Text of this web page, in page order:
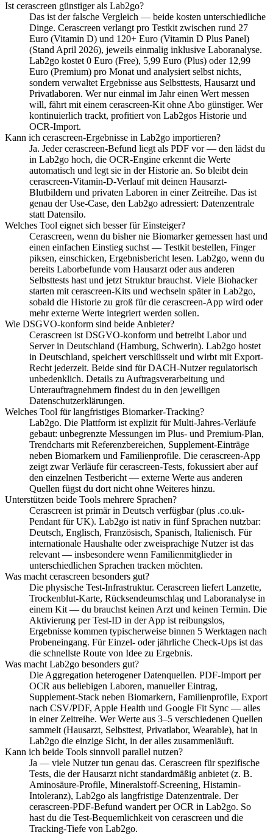
Ist cerascreen günstiger als Lab2go?
Das ist der falsche Vergleich — beide kosten unterschiedliche
Dinge. Cerascreen verlangt pro Testkit zwischen rund 27
Euro (Vitamin D) und 120+ Euro (Vitamin D Plus Panel)
(Stand April 2026), jeweils einmalig inklusive Laboranalyse.
Lab2go kostet 0 Euro (Free), 5,99 Euro (Plus) oder 12,99
Euro (Premium) pro Monat und analysiert selbst nichts,
sondern verwaltet Ergebnisse aus Selbsttests, Hausarzt und
Privatlaboren. Wer nur einmal im Jahr einen Wert messen
will, fährt mit einem cerascreen-Kit ohne Abo günstiger. Wer
kontinuierlich trackt, profitiert von Lab2gos Historie und
OCR-Import.
Kann ich cerascreen-Ergebnisse in Lab2go importieren?
Ja. Jeder cerascreen-Befund liegt als PDF vor — den lädst du
in Lab2go hoch, die OCR-Engine erkennt die Werte
automatisch und legt sie in der Historie an. So bleibt dein
cerascreen-Vitamin-D-Verlauf mit deinen Hausarzt-
Blutbildern und privaten Laboren in einer Zeitreihe. Das ist
genau der Use-Case, den Lab2go adressiert: Datenzentrale
statt Datensilo.
Welches Tool eignet sich besser für Einsteiger?
Cerascreen, wenn du bisher nie Biomarker gemessen hast und
einen einfachen Einstieg suchst — Testkit bestellen, Finger
piksen, einschicken, Ergebnisbericht lesen. Lab2go, wenn du
bereits Laborbefunde vom Hausarzt oder aus anderen
Selbsttests hast und jetzt Struktur brauchst. Viele Biohacker
starten mit cerascreen-Kits und wechseln später in Lab2go,
sobald die Historie zu groß für die cerascreen-App wird oder
mehr externe Werte integriert werden sollen.
Wie DSGVO-konform sind beide Anbieter?
Cerascreen ist DSGVO-konform und betreibt Labor und
Server in Deutschland (Hamburg, Schwerin). Lab2go hostet
in Deutschland, speichert verschlüsselt und wirbt mit Export-
Recht jederzeit. Beide sind für DACH-Nutzer regulatorisch
unbedenklich. Details zu Auftragsverarbeitung und
Unterauftragnehmern findest du in den jeweiligen
Datenschutzerklärungen.
Welches Tool für langfristiges Biomarker-Tracking?
Lab2go. Die Plattform ist explizit für Multi-Jahres-Verläufe
gebaut: unbegrenzte Messungen im Plus- und Premium-Plan,
Trendcharts mit Referenzbereichen, Supplement-Einträge
neben Biomarkern und Familienprofile. Die cerascreen-App
zeigt zwar Verläufe für cerascreen-Tests, fokussiert aber auf
den einzelnen Testbericht — externe Werte aus anderen
Quellen fügst du dort nicht ohne Weiteres hinzu.
Unterstützen beide Tools mehrere Sprachen?
Cerascreen ist primär in Deutsch verfügbar (plus .co.uk-
Pendant für UK). Lab2go ist nativ in fünf Sprachen nutzbar:
Deutsch, Englisch, Französisch, Spanisch, Italienisch. Für
internationale Haushalte oder zweisprachige Nutzer ist das
relevant — insbesondere wenn Familienmitglieder in
unterschiedlichen Sprachen tracken möchten.
Was macht cerascreen besonders gut?
Die physische Test-Infrastruktur. Cerascreen liefert Lanzette,
Trockenblut-Karte, Rücksendeumschlag und Laboranalyse in
einem Kit — du brauchst keinen Arzt und keinen Termin. Die
Aktivierung per Test-ID in der App ist reibungslos,
Ergebnisse kommen typischerweise binnen 5 Werktagen nach
Probeneingang. Für Einzel- oder jährliche Check-Ups ist das
die schnellste Route von Idee zu Ergebnis.
Was macht Lab2go besonders gut?
Die Aggregation heterogener Datenquellen. PDF-Import per
OCR aus beliebigen Laboren, manueller Eintrag,
Supplement-Stack neben Biomarkern, Familienprofile, Export
nach CSV/PDF, Apple Health und Google Fit Sync — alles
in einer Zeitreihe. Wer Werte aus 3–5 verschiedenen Quellen
sammelt (Hausarzt, Selbsttest, Privatlabor, Wearable), hat in
Lab2go die einzige Sicht, in der alles zusammenläuft.
Kann ich beide Tools sinnvoll parallel nutzen?
Ja — viele Nutzer tun genau das. Cerascreen für spezifische
Tests, die der Hausarzt nicht standardmäßig anbietet (z. B.
Aminosäure-Profile, Mineralstoff-Screening, Histamin-
Intoleranz), Lab2go als langfristige Datenzentrale. Der
cerascreen-PDF-Befund wandert per OCR in Lab2go. So
hast du die Test-Bequemlichkeit von cerascreen und die
Tracking-Tiefe von Lab2go.